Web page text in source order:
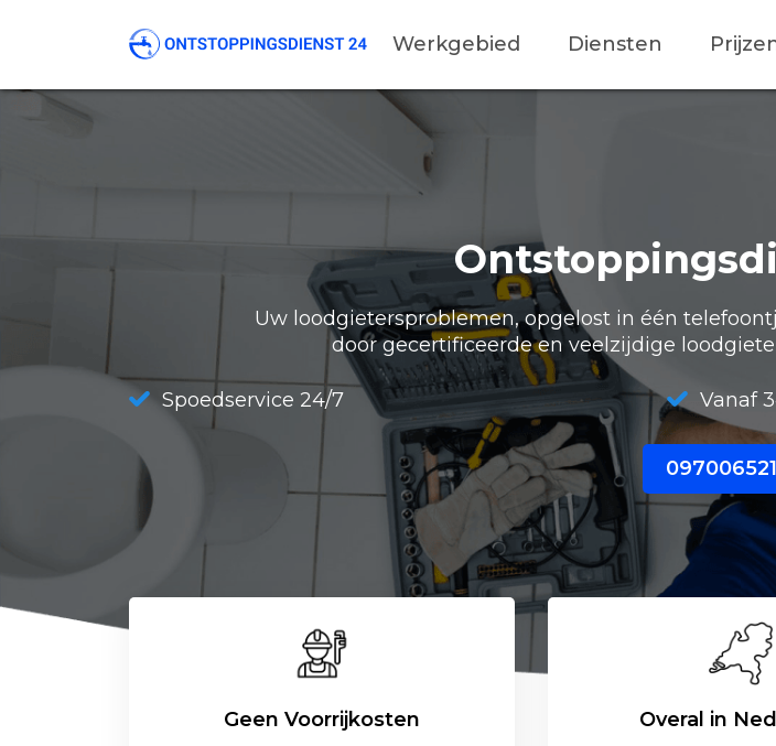
Werkgebied Diensten
Uw loodgietersproblemen, opgelost in één
door gecertificeerde en veelzijdige
Spoedservice 24/7 Vanaf
Geen Voorrijkosten
Overal in